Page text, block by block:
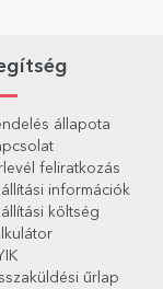
állapota
feliratkozás
információk
költség
űrlap